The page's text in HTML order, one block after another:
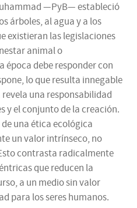
—PyB— estableció
árboles, al agua y a los
existieran las legislaciones
animal o
época debe responder con
lo que resulta innegable
una responsabilidad
y el conjunto de la creación.
una ética ecológica
un valor intrínseco, no
contrasta radicalmente
que reducen la
a un medio sin valor
para los seres humanos.